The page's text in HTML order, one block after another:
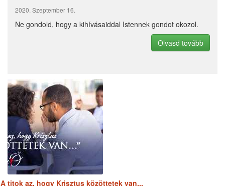
2021.
Január 22.
Özvegy vagy?
csónakokba! Mindet be kell ültetni
Léleképítő
LÉLEKÉPÍTŐ
Jusson eszedbe!
2020. Szeptember 16.
Ne gondold, hogy a kihívásaiddal Istennek gondot okozol.